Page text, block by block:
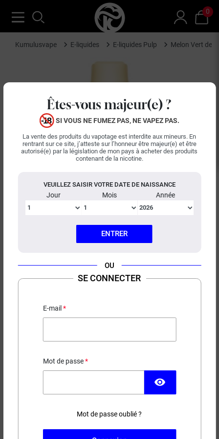
Êtes-vous majeur(e) ?
SI VOUS NE FUMEZ PAS, NE VAPEZ PAS.
La vente des produits du vapotage est interdite aux mineurs. En
rentrant sur ce site, j’atteste sur l’honneur être majeur(e) et être
autorisé(e) par la législation de mon pays à acheter des produits
contenant de la nicotine.
VEUILLEZ SAISIR VOTRE DATE DE NAISSANCE
Jour Mois Année
ENTRER
OU
SE CONNECTER
E-mail
Mot de passe
visibility
Mot de passe oublié ?
0
Kumulusvape E-liquides E-liquides Pulp Melon Vert de
E-LIQUIDE MELON VERT DE
(1 avis)
5,90 €
PRODUIT DISPONIBLE AVEC D'AUTRES OPTIONS
Taux de nicotine
AJOUTER AU PANIER